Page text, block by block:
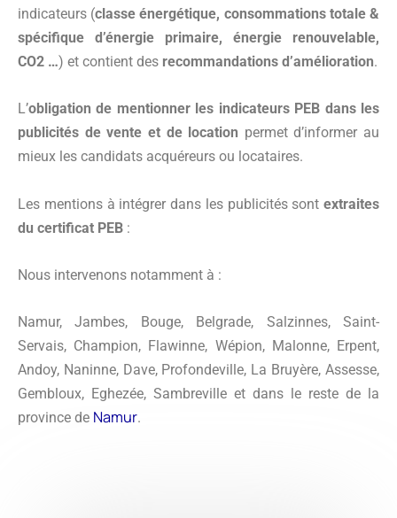
indicateurs (classe énergétique, consommations totale &
spécifique d’énergie primaire, énergie renouvelable,
CO2 …) et contient des recommandations d’amélioration.
L’obligation de mentionner les indicateurs PEB dans les
publicités de vente et de location permet d’informer au
mieux les candidats acquéreurs ou locataires.
Les mentions à intégrer dans les publicités sont extraites
du certificat PEB :
Nous intervenons notamment à :
Namur, Jambes, Bouge, Belgrade, Salzinnes, Saint-
Servais, Champion, Flawinne, Wépion, Malonne, Erpent,
Andoy, Naninne, Dave, Profondeville, La Bruyère, Assesse,
Gembloux, Eghezée, Sambreville et dans le reste de la
province de Namur.